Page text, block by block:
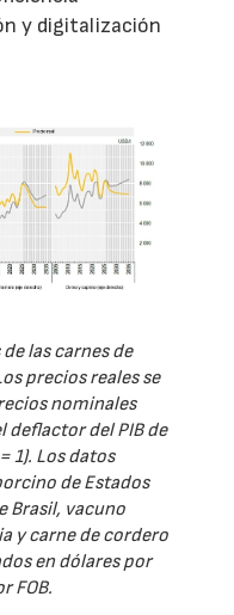
y digitalización
las carnes de
precios reales se
nominales
deflactor del PIB de
1). Los datos
de Estados
Brasil, vacuno
y carne de cordero
en dólares por
FOB.